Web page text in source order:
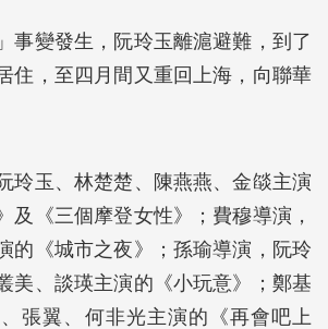
事變發生，阮玲玉離滬避難，到了
住，至四月間又重回上海，向聯華
玲玉、林楚楚、陳燕燕、金燄主演
及《三個摩登女性》；費穆導演，
的《城市之夜》；孫瑜導演，阮玲
美、談瑛主演的《小玩意》；鄭基
張翼、何非光主演的《再會吧上